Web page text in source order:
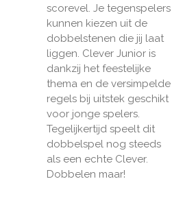
scorevel. Je tegenspelers
kunnen kiezen uit de
dobbelstenen die jij laat
liggen. Clever Junior is
dankzij het feestelijke
thema en de versimpelde
regels bij uitstek geschikt
voor jonge spelers.
Tegelijkertijd speelt dit
dobbelspel nog steeds
als een echte Clever.
Dobbelen maar!